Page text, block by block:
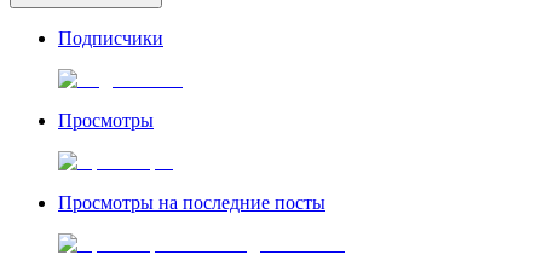
Подписчики
Просмотры
Просмотры на последние посты